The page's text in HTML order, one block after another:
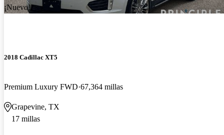
¡Nuevo!
2018 Cadillac XT5
Premium Luxury FWD 67,364 millas
Grapevine, TX
17 millas